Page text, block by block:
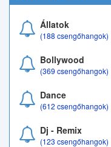
Állatok
(188 csengőhangok)
Bollywood
(369 csengőhangok)
Dance
(612 csengőhangok)
Dj - Remix
(123 csengőhangok)